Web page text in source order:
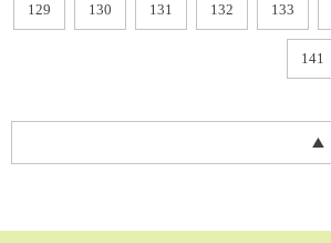
129 130 131 132 133
141